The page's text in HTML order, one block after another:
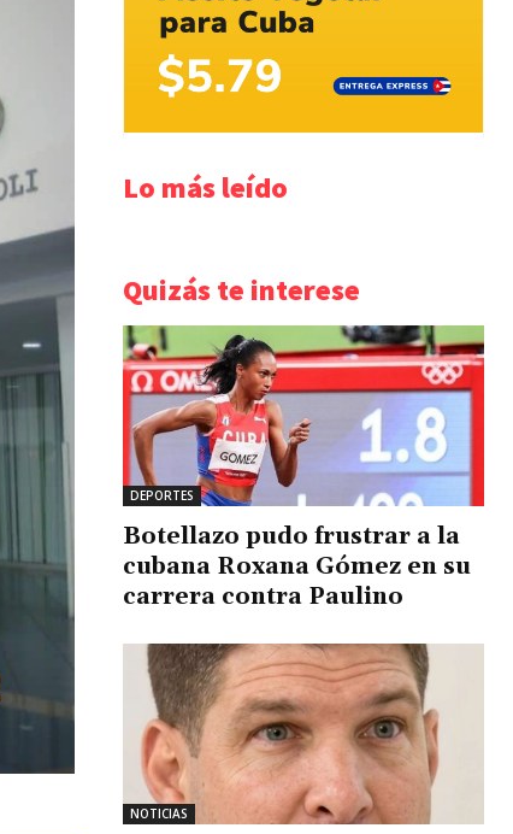
Lo más leído
Quizás te interese
DEPORTES
Botellazo pudo frustrar a la
cubana Roxana Gómez en su
carrera contra Paulino
NOTICIAS